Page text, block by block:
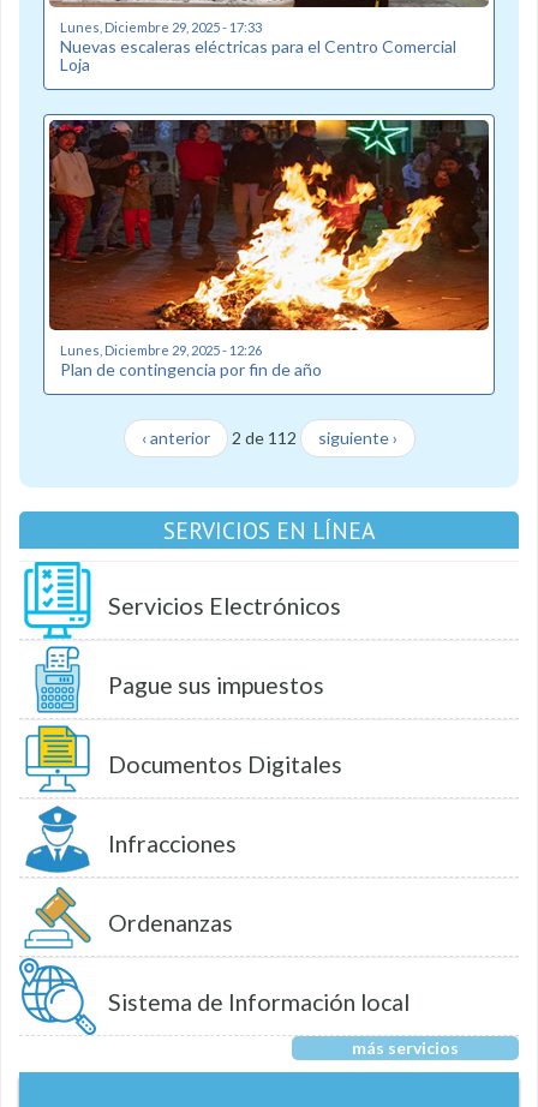
Lunes, Diciembre 29, 2025 - 17:33
Nuevas escaleras eléctricas para el Centro Comercial
Loja
Lunes, Diciembre 29, 2025 - 12:26
Plan de contingencia por fin de año
‹ anterior 2 de 112 siguiente ›
SERVICIOS EN LÍNEA
Servicios Electrónicos
Pague sus impuestos
Documentos Digitales
Infracciones
Ordenanzas
Sistema de Información local
más servicios